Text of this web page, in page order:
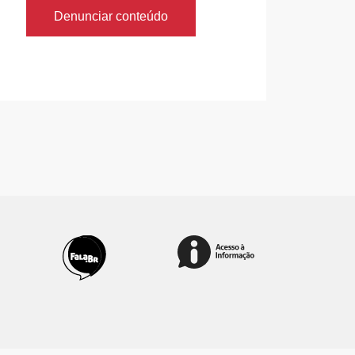
Denunciar conteúdo